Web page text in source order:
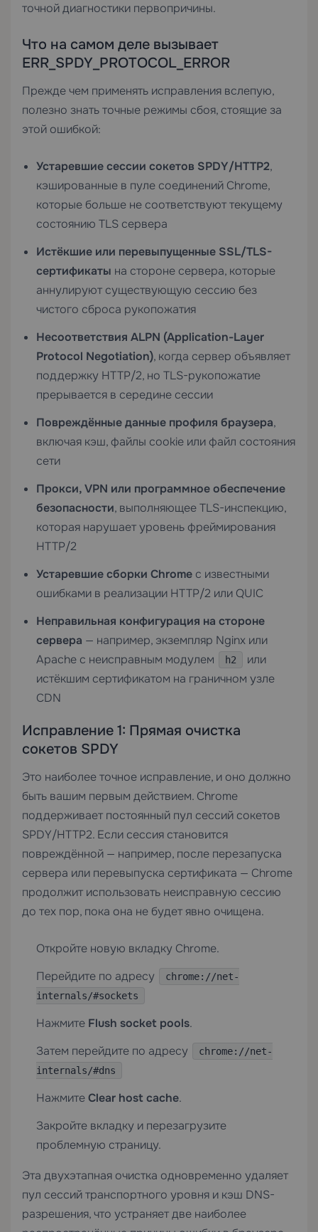
точной диагностики первопричины.
Что на самом деле вызывает
ERR_SPDY_PROTOCOL_ERROR
Прежде чем применять исправления вслепую,
полезно знать точные режимы сбоя, стоящие за
этой ошибкой:
Устаревшие сессии сокетов SPDY/HTTP2,
кэшированные в пуле соединений Chrome,
которые больше не соответствуют текущему
состоянию TLS сервера
Истёкшие или перевыпущенные SSL/TLS-
сертификаты на стороне сервера, которые
аннулируют существующую сессию без
чистого сброса рукопожатия
Несоответствия ALPN (Application-Layer
Protocol Negotiation), когда сервер объявляет
поддержку HTTP/2, но TLS-рукопожатие
прерывается в середине сессии
Повреждённые данные профиля браузера,
включая кэш, файлы cookie или файл состояния
сети
Прокси, VPN или программное обеспечение
безопасности, выполняющее TLS-инспекцию,
которая нарушает уровень фреймирования
HTTP/2
Устаревшие сборки Chrome с известными
ошибками в реализации HTTP/2 или QUIC
Неправильная конфигурация на стороне
сервера — например, экземпляр Nginx или
Apache с неисправным модулем
h2
или
истёкшим сертификатом на граничном узле
CDN
Исправление 1: Прямая очистка
сокетов SPDY
Это наиболее точное исправление, и оно должно
быть вашим первым действием. Chrome
поддерживает постоянный пул сессий сокетов
SPDY/HTTP2. Если сессия становится
повреждённой — например, после перезапуска
сервера или перевыпуска сертификата — Chrome
продолжит использовать неисправную сессию
до тех пор, пока она не будет явно очищена.
Откройте новую вкладку Chrome.
Перейдите по адресу
chrome://net-
internals/#sockets
Нажмите Flush socket pools.
Затем перейдите по адресу
chrome://net-
internals/#dns
НажмитеClear host cache.
Закройте вкладку и перезагрузите
проблемную страницу.
Эта двухэтапная очистка одновременно удаляет
пул сессий транспортного уровня и кэш DNS-
разрешения, что устраняет две наиболее